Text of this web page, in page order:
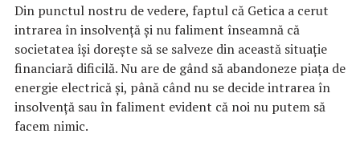
Din punctul nostru de vedere, faptul că Getica a cerut
intrarea în insolvență și nu faliment înseamnă că
societatea își dorește să se salveze din această situație
financiară dificilă. Nu are de gând să abandoneze piața de
energie electrică și, până când nu se decide intrarea în
insolvență sau în faliment evident că noi nu putem să
facem nimic.